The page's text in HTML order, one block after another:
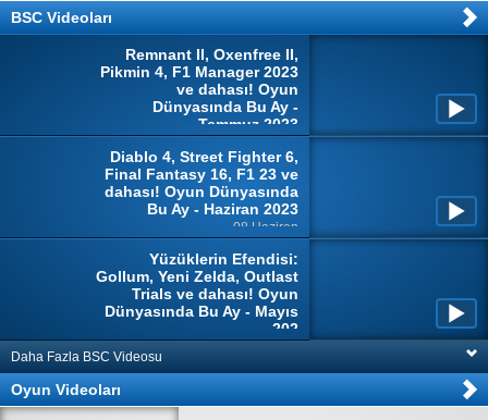
BSC Videoları
Remnant II, Oxenfree II,
Pikmin 4, F1 Manager 2023
ve dahası! Oyun
Dünyasında Bu Ay -
Temmuz 2023
Diablo 4, Street Fighter 6,
Final Fantasy 16, F1 23 ve
dahası! Oyun Dünyasında
Bu Ay - Haziran 2023
08 Haziran
Yüzüklerin Efendisi:
Gollum, Yeni Zelda, Outlast
Trials ve dahası! Oyun
Dünyasında Bu Ay - Mayıs
202
Daha Fazla BSC Videosu
Oyun Videoları